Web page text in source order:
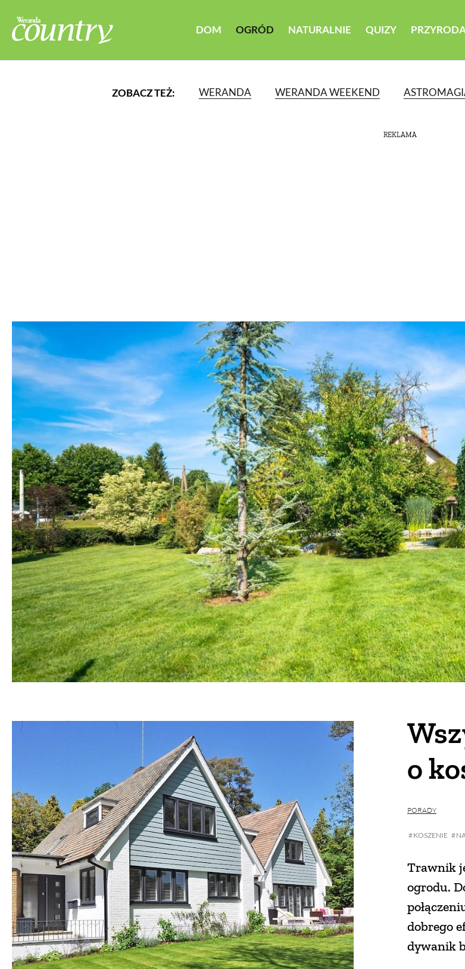
DOM OGRÓD NATURALNIE QUIZY
ZOBACZ TEŻ: WERANDA WERANDA WEEKEND
REKLAMA
o
PORADY
KOSZENIE
Trawnik
ogrodu.
dobrego
dywanik
OGRÓD WARZYWA I OWOCE ROŚLINY
PROJEKTOWANIE OGRODU NATURALNIE
DLA DOMU EKO ŻYCIE PRZYRODA
ZWIERZĘTA W NATURZE GRZYBY KRAJOBRAZ
ZWYCZAJE ZRÓB TO SAM PRZEPISY
DANIA GŁÓWNE CIASTA I DESERY